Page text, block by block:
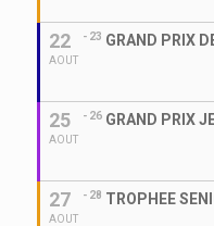
22
AOUT
- 23 GRAND PRIX
25
AOUT
- 26 GRAND PRIX
27
AOUT
- 28 TROPHEE